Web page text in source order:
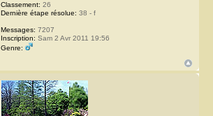
Classement: 26
Dernière étape résolue: 38 - f
Messages: 7207
Inscription: Sam 2 Avr 2011 19:56
Genre: